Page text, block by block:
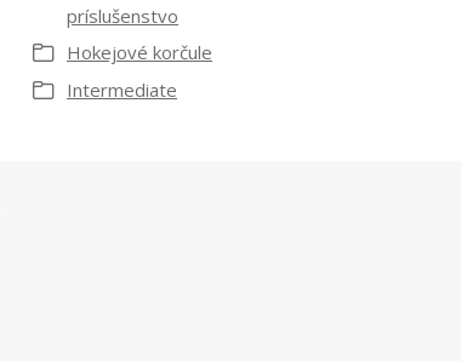
príslušenstvo
Hokejové korčule
Intermediate